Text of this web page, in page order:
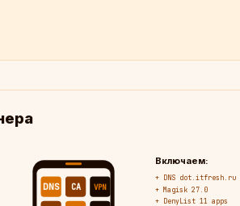
DNS CA VPN
Включаем:
+ DNS dot.itfresh.ru
+ Magisk 27.0
+ DenyList 11 apps